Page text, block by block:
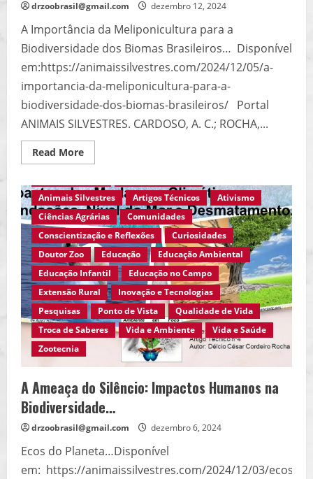
drzoobrasil@gmail.com dezembro 12, 2024
A Importância da Meliponicultura para a
Biodiversidade dos Biomas Brasileiros… Disponível
em:https://animaissilvestres.com/2024/12/05/a-
importancia-da-meliponicultura-para-a-
biodiversidade-dos-biomas-brasileiros/ Portal
ANIMAIS SILVESTRES. CARDOSO, A. C.; ROCHA,...
Read MoreRead
more
Importância
da
Meliponicultura
para
a
Biodiversidade
dos
Biomas
Brasileiros…
Agro Eco Brasil
Animais Silvestres
Artigos Técnicos
Ativismo
Ciências Agrárias
Comunidades
Conscientização e Reflexões
Curiosidades
Doutor Zoo
Educação
Educação Ambiental
Educação Infantil
Educação no Campo
Extensão Rural
Inovação e Tecnologias
Pesquisas
Ponto de Vista
Qualidade de Vida
Troca de Saberes
Vida e Ambiente
Vida e Saúde
Zootecnia
A Ameaça do Silêncio: Impactos Humanos na
Biodiversidade…
drzoobrasil@gmail.com dezembro 6, 2024
Ecos do Planeta…Disponível
em: https://animaissilvestres.com/2024/12/03/ecos-